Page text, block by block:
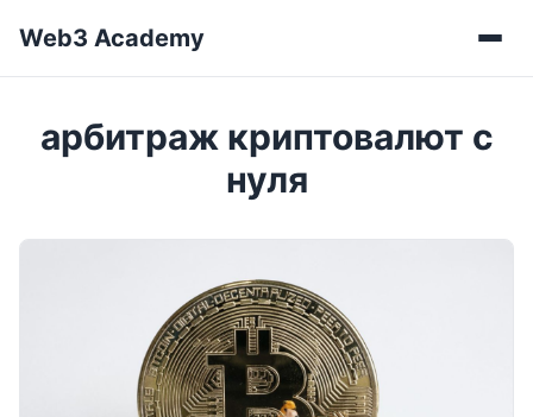
Web3 Academy
арбитраж криптовалют с
нуля